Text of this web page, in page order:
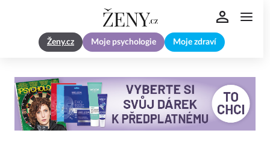
Ženy.cz Moje psychologie Moje zdraví